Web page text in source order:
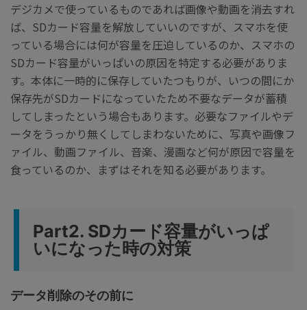
デジカメで使っているものであれば画像や動画を消去すれ
ば、SDカード容量を解放していいのですが、スマホを使
っている場合には何が容量を圧迫しているのか、スマホの
SDカード容量がいっぱいの原因を特定する必要がありま
す。本体に一時的に保存していたつもりが、いつの間にか
保存先がSDカードになっていたため不要なデータが蓄積
してしまったという場合もあります。必要なファイルやデ
ータをうっかり無くしてしまわないために、写真や画像フ
ァイル、動画ファイル、音楽、漫画など何が原因で容量を
食っているのか、まずはそれを知る必要があります。
Part2. SDカード容量がいっぱ
いになった時の対策
データ削除のその前に